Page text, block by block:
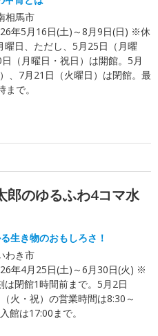
相馬市
年5月16日(土)～8月9日(日) ※休
曜日、ただし、5月25日（月曜
（月曜日・祝日）は開館。5月
、7月21日（火曜日）は閉館。最
で。
郎のゆるふわ4コマ水
生き物のおもしろさ！
わき市
年4月25日(土)～6月30日(火) ※
は閉館1時間前まで。5月2日
（火・祝）の営業時間は8:30～
館は17:00まで。